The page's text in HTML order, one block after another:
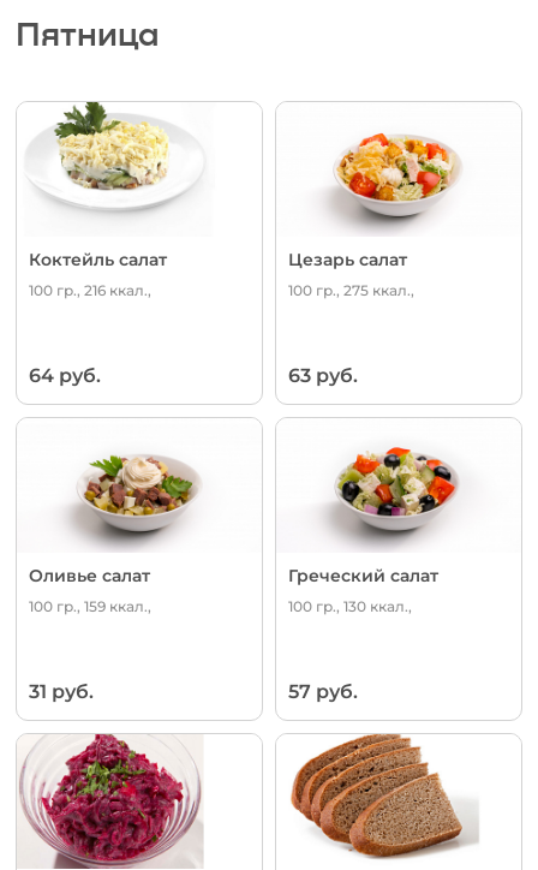
Пятница
Коктейль салат
100 гр., 216 ккал.,
64 руб.
Цезарь салат
100 гр., 275 ккал.,
63 руб.
Оливье салат
100 гр., 159 ккал.,
31 руб.
Греческий салат
100 гр., 130 ккал.,
57 руб.